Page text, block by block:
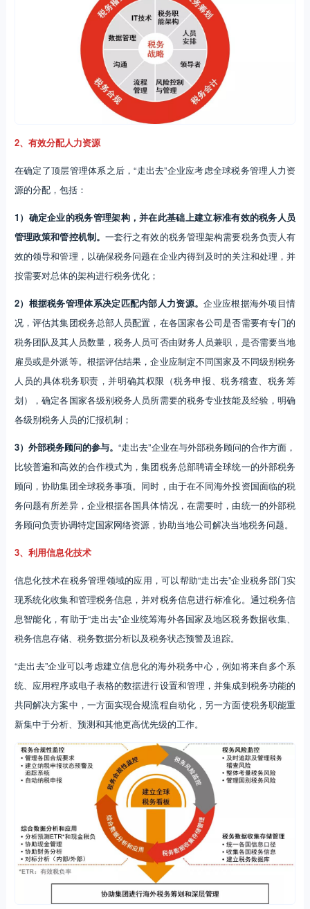
2、有效分配人力资源
在确定了顶层管理体系之后，“走出去”企业应考虑全球税务管理人力资
源的分配，包括：
1）确定企业的税务管理架构，并在此基础上建立标准有效的税务人员
管理政策和管控机制。 一套行之有效的税务管理架构需要税务负责人有
效的领导和管理，以确保税务问题在企业内得到及时的关注和处理，并
按需要对总体的架构进行税务优化；
2）根据税务管理体系决定匹配内部人力资源。企业应根据海外项目情
况，评估其集团税务总部人员配置，在各国家各公司是否需要有专门的
税务团队及其人员数量，税务人员可否由财务人员兼职，是否需要当地
雇员或是外派等。根据评估结果，企业应制定不同国家及不同级别税务
人员的具体税务职责，并明确其权限（税务申报、税务稽查、税务筹
划），确定各国家各级别税务人员所需要的税务专业技能及经验，明确
各级别税务人员的汇报机制；
3）外部税务顾问的参与。“走出去”企业在与外部税务顾问的合作方面，
比较普遍和高效的合作模式为，集团税务总部聘请全球统一的外部税务
顾问，协助集团全球税务事项。同时，由于在不同海外投资国面临的税
务问题有所差异，企业根据各国具体情况，在需要时，由统一的外部税
务顾问负责协调特定国家网络资源，协助当地公司解决当地税务问题。
3、利用信息化技术
信息化技术在税务管理领域的应用，可以帮助“走出去”企业税务部门实
现系统化收集和管理税务信息，并对税务信息进行标准化。通过税务信
息智能化，有助于“走出去”企业统筹海外各国家及地区税务数据收集、
税务信息存储、税务数据分析以及税务状态预警及追踪。
“走出去”企业可以考虑建立信息化的海外税务中心，例如将来自多个系
统、应用程序或电子表格的数据进行设置和管理，并集成到税务功能的
共同解决方案中，一方面实现合规流程自动化，另一方面使税务职能重
新集中于分析、预测和其他更高优先级的工作。